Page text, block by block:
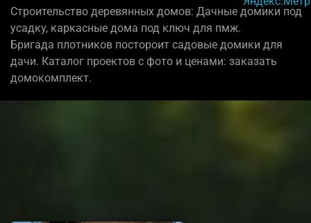
Строительство деревянных домов: Дачные домики под
усадку, каркасные дома под ключ для пмж.
Бригада плотников постороит садовые домики для
дачи. Каталог проектов с фото и ценами: заказать
домокомплект.